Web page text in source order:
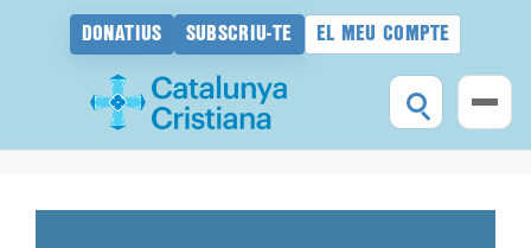
DONATIUS SUBSCRIU-TE EL MEU COMPTE